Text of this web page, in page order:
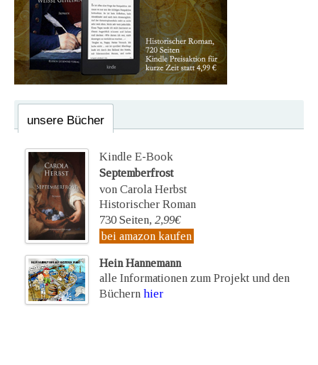
unsere Bücher
Kindle E-Book
Septemberfrost
von Carola Herbst
Historischer Roman
730 Seiten, 2,99€
bei amazon kaufen
Hein Hannemann
alle Informationen zum Projekt und den
Büchern hier